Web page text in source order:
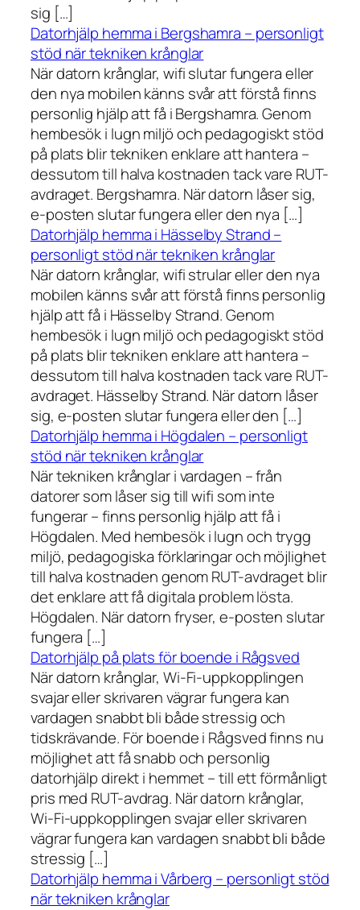
sig […]
Datorhjälp hemma i Bergshamra – personligt
stöd när tekniken krånglar
När datorn krånglar, wifi slutar fungera eller
den nya mobilen känns svår att förstå finns
personlig hjälp att få i Bergshamra. Genom
hembesök i lugn miljö och pedagogiskt stöd
på plats blir tekniken enklare att hantera –
dessutom till halva kostnaden tack vare RUT-
avdraget. Bergshamra. När datorn låser sig,
e-posten slutar fungera eller den nya […]
Datorhjälp hemma i Hässelby Strand –
personligt stöd när tekniken krånglar
När datorn krånglar, wifi strular eller den nya
mobilen känns svår att förstå finns personlig
hjälp att få i Hässelby Strand. Genom
hembesök i lugn miljö och pedagogiskt stöd
på plats blir tekniken enklare att hantera –
dessutom till halva kostnaden tack vare RUT-
avdraget. Hässelby Strand. När datorn låser
sig, e-posten slutar fungera eller den […]
Datorhjälp hemma i Högdalen – personligt
stöd när tekniken krånglar
När tekniken krånglar i vardagen – från
datorer som låser sig till wifi som inte
fungerar – finns personlig hjälp att få i
Högdalen. Med hembesök i lugn och trygg
miljö, pedagogiska förklaringar och möjlighet
till halva kostnaden genom RUT-avdraget blir
det enklare att få digitala problem lösta.
Högdalen. När datorn fryser, e-posten slutar
fungera […]
Datorhjälp på plats för boende i Rågsved
När datorn krånglar, Wi-Fi-uppkopplingen
svajar eller skrivaren vägrar fungera kan
vardagen snabbt bli både stressig och
tidskrävande. För boende i Rågsved finns nu
möjlighet att få snabb och personlig
datorhjälp direkt i hemmet – till ett förmånligt
pris med RUT-avdrag. När datorn krånglar,
Wi-Fi-uppkopplingen svajar eller skrivaren
vägrar fungera kan vardagen snabbt bli både
stressig […]
Datorhjälp hemma i Vårberg – personligt stöd
när tekniken krånglar